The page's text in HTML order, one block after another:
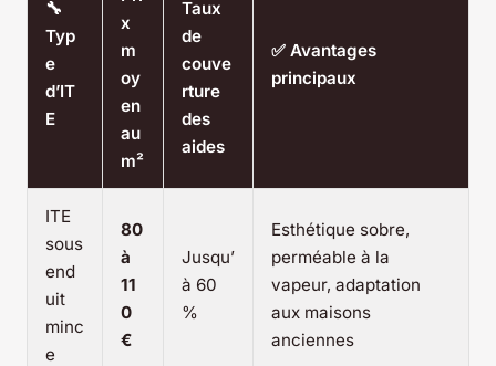
🔧
Typ
e
d’IT
E
x
m
oy
en
au
m²
Taux
de
couve
rture
des
aides
✅ Avantages
principaux
ITE
sous
end
uit
minc
e
80
à
11
0
€
Jusqu’
à 60
%
Esthétique sobre,
perméable à la
vapeur, adaptation
aux maisons
anciennes